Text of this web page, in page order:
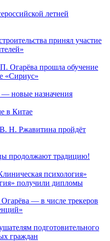
летней
принял участие
прошла обучение
«Сириус»
новые назначения
в Китае
Н. Ржавитина пройдёт
продолжают традицию!
психология»
получили дипломы
— в числе трекеров
подготовительного
граждан